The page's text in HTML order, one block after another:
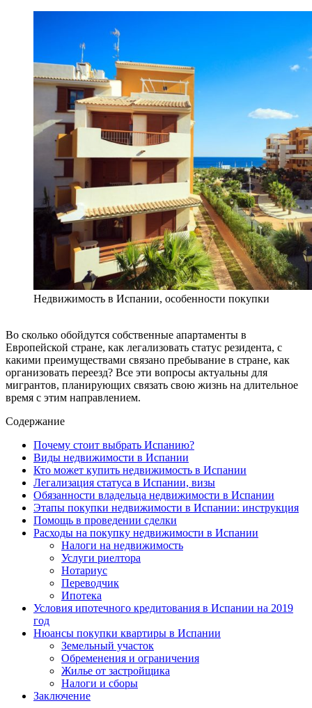
Недвижимость в Испании, особенности покупки
Во сколько обойдутся собственные апартаменты в
Европейской стране, как легализовать статус резидента, с
какими преимуществами связано пребывание в стране, как
организовать переезд? Все эти вопросы актуальны для
мигрантов, планирующих связать свою жизнь на длительное
время с этим направлением.
Содержание
Почему стоит выбрать Испанию?
Виды недвижимости в Испании
Кто может купить недвижимость в Испании
Легализация статуса в Испании, визы
Обязанности владельца недвижимости в Испании
Этапы покупки недвижимости в Испании: инструкция
Помощь в проведении сделки
Расходы на покупку недвижимости в Испании
Налоги на недвижимость
Услуги риелтора
Нотариус
Переводчик
Ипотека
Условия ипотечного кредитования в Испании на 2019
год
Нюансы покупки квартиры в Испании
Земельный участок
Обременения и ограничения
Жилье от застройщика
Налоги и сборы
Заключение